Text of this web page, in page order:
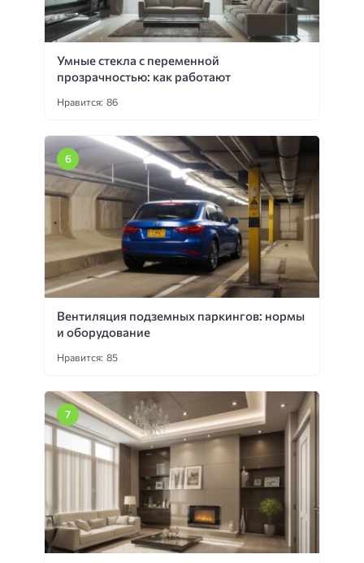
Умные стекла с переменной
прозрачностью: как работают
Нравится: 86
Вентиляция подземных паркингов: нормы
и оборудование
Нравится: 85